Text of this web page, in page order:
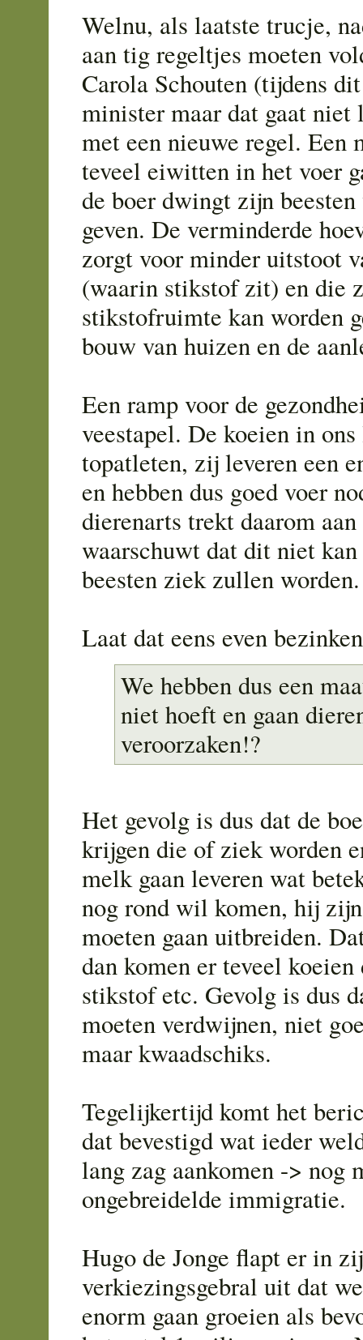
Welnu, als laatste trucje,
aan tig regeltjes moeten
Carola Schouten (tijdens
minister maar dat gaat niet
met een nieuwe regel. Een
teveel eiwitten in het voer
de boer dwingt zijn
geven. De verminderde
zorgt voor minder uitstoot
(waarin stikstof zit) en die
stikstofruimte kan worden
bouw van huizen en de
Een ramp voor de
veestapel. De koeien in
topatleten, zij leveren een
en hebben dus goed voer
dierenarts trekt daarom
waarschuwt dat dit niet
beesten ziek zullen worden.
Laat dat eens even
We hebben dus een
niet hoeft en gaan
veroorzaken!?
Het gevolg is dus dat de
krijgen die of ziek worden
melk gaan leveren wat
nog rond wil komen, hij
moeten gaan uitbreiden.
dan komen er teveel
stikstof etc. Gevolg is dus
moeten verdwijnen, niet
maar kwaadschiks.
Tegelijkertijd komt het
dat bevestigd wat ieder
lang zag aankomen -> nog
ongebreidelde immigratie.
Hugo de Jonge flapt er in
verkiezingsgebral uit dat
enorm gaan groeien als